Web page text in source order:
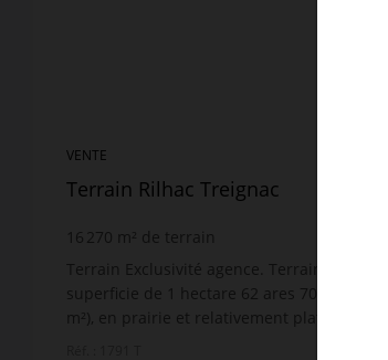
VENTE
Terrain Rilhac Treignac
16 270 m² de terrain
Terrain Exclusivité agence. Terrain agricole
superficie de 1 hectare 62 ares 70 centiares
m²), en prairie et relativement plat. Situé